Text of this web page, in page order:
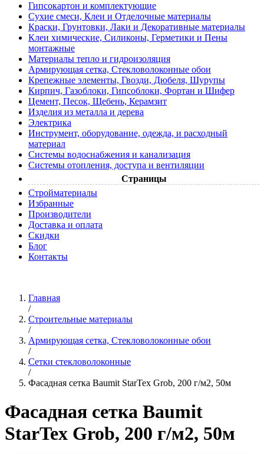
Гипсокартон и комплектующие
Сухие смеси, Клеи и Отделочные материалы
Краски, Грунтовки, Лаки и Декоративные материалы
Клеи химические, Силиконы, Герметики и Пены
монтажные
Материалы тепло и гидроизоляция
Армирующая сетка, Стекловолоконные обои
Крепежные элементы, Гвозди, Дюбеля, Шурупы
Кирпич, Газоблоки, Гипсоблоки, Фортан и Шифер
Цемент, Песок, Щебень, Керамзит
Изделия из металла и дерева
Электрика
Инструмент, оборудование, одежда, и расходный
материал
Системы водоснабжения и канализация
Системы отопления, доступа и вентиляции
Страницы
Cтройматериалы
Избранные
Производители
Доставка и оплата
Скидки
Блог
Контакты
Главная
/
Строительные материалы
/
Армирующая сетка, Стекловолоконные обои
/
Сетки стекловолоконные
/
Фасадная сетка Baumit StarTex Grob, 200 г/м2, 50м
Фасадная сетка Baumit
StarTex Grob, 200 г/м2, 50м